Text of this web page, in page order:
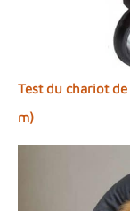
Test du chariot
m)